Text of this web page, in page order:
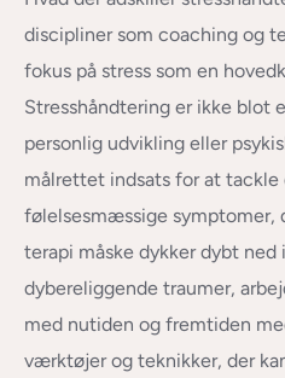
discipliner som coaching og
fokus på stress som en
Stresshåndtering er ikke blot
personlig udvikling eller
målrettet indsats for at tackle
følelsesmæssige symptomer,
terapi måske dykker dybt
dybereliggende traumer,
med nutiden og fremtiden
værktøjer og teknikker, der